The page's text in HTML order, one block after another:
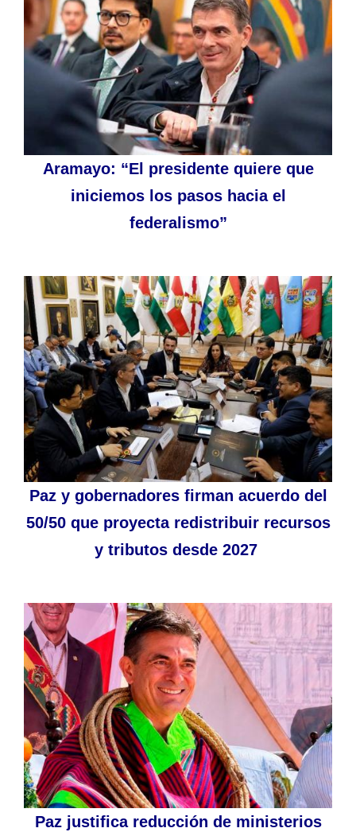
Aramayo: “El presidente quiere que
iniciemos los pasos hacia el
federalismo”
Paz y gobernadores firman acuerdo del
50/50 que proyecta redistribuir recursos
y tributos desde 2027
Paz justifica reducción de ministerios